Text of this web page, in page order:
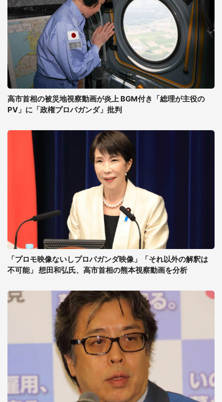
高市首相の被災地視察動画が炎上 BGM付き「総理が主役の
PV」に「政権プロパガンダ」批判
「プロモ映像ないしプロパガンダ映像」「それ以外の解釈は
不可能」 想田和弘氏、高市首相の熊本視察動画を分析